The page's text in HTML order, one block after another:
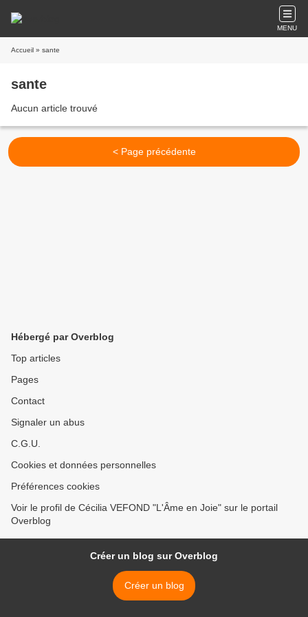
MENU
Accueil » sante
sante
Aucun article trouvé
< Page précédente
Hébergé par Overblog
Top articles
Pages
Contact
Signaler un abus
C.G.U.
Cookies et données personnelles
Préférences cookies
Voir le profil de Cécilia VEFOND "L'Âme en Joie" sur le portail
Overblog
Créer un blog sur Overblog
Créer un blog